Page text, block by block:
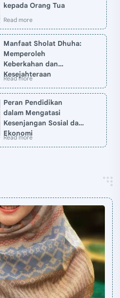
kepada Orang Tua
Manfaat Sholat Dhuha:
Memperoleh
Keberkahan dan
Kesejahteraan
Peran Pendidikan
dalam Mengatasi
Kesenjangan Sosial dan
Ekonomi